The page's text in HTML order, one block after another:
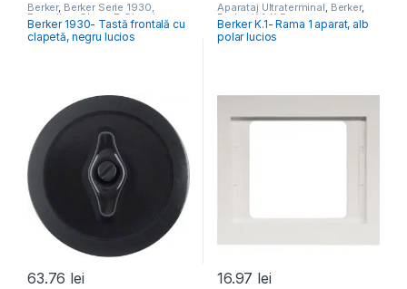
Berker, Berker Serie 1930,
Porzellan, Glass, R.Classic
Berker 1930- Tastă frontală cu
clapetă, negru lucios
63.76 lei
Aparataj Ultraterminal, Berker,
Berker K.1, K.5
Berker K.1- Rama 1 aparat, alb
polar lucios
16.97 lei